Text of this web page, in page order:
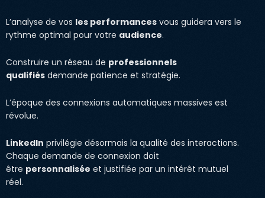
L’analyse de vos les performances vous guidera vers le
rythme optimal pour votre audience.
Construire un réseau de professionnels
qualifiés demande patience et stratégie.
L’époque des connexions automatiques massives est
révolue.
LinkedIn privilégie désormais la qualité des interactions.
Chaque demande de connexion doit
être personnalisée et justifiée par un intérêt mutuel
réel.